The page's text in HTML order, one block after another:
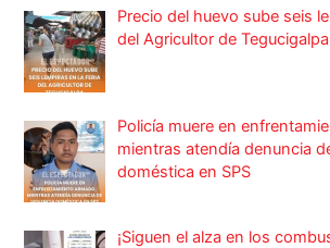
Precio del huevo sube seis
del Agricultor de Tegucigalpa
Policía muere en
mientras atendía denuncia
doméstica en SPS
¡Siguen el alza en los